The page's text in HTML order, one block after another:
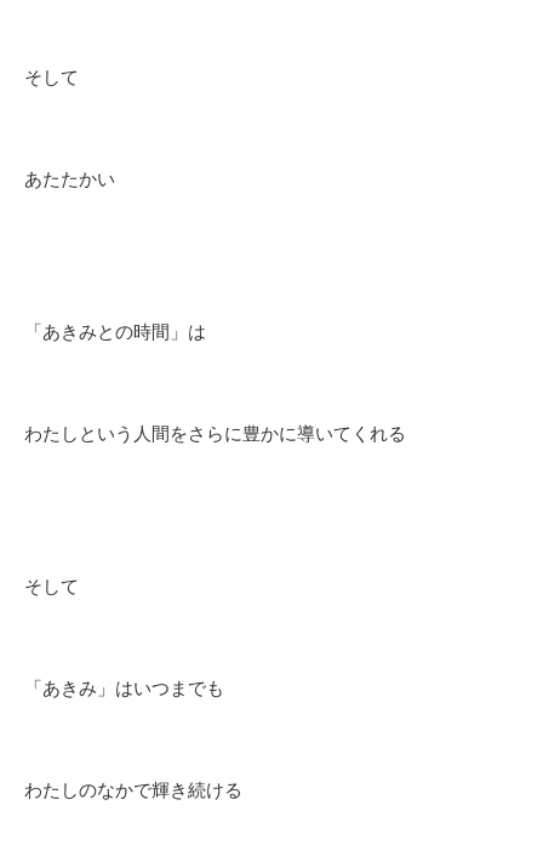
そして
あたたかい
「あきみとの時間」は
わたしという人間をさらに豊かに導いてくれる
そして
「あきみ」はいつまでも
わたしのなかで輝き続ける